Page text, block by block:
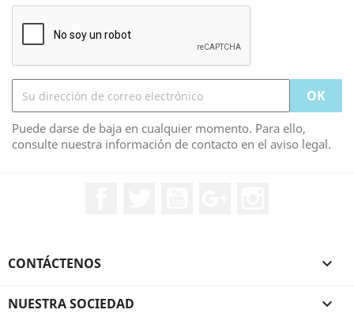
Puede darse de baja en cualquier momento. Para ello,
consulte nuestra información de contacto en el aviso legal.
CONTÁCTENOS 
NUESTRA SOCIEDAD 